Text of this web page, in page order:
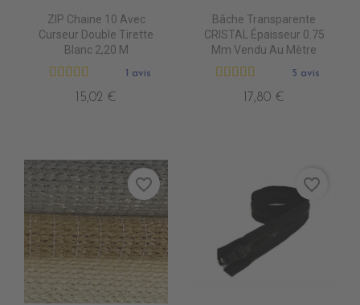
ZIP Chaine 10 Avec
Curseur Double Tirette
Blanc 2,20 M
1 avis
15,02 €
Bâche Transparente
CRISTAL Épaisseur 0.75
Mm Vendu Au Mètre
5 avis
17,80 €
favorite_border favorite_border